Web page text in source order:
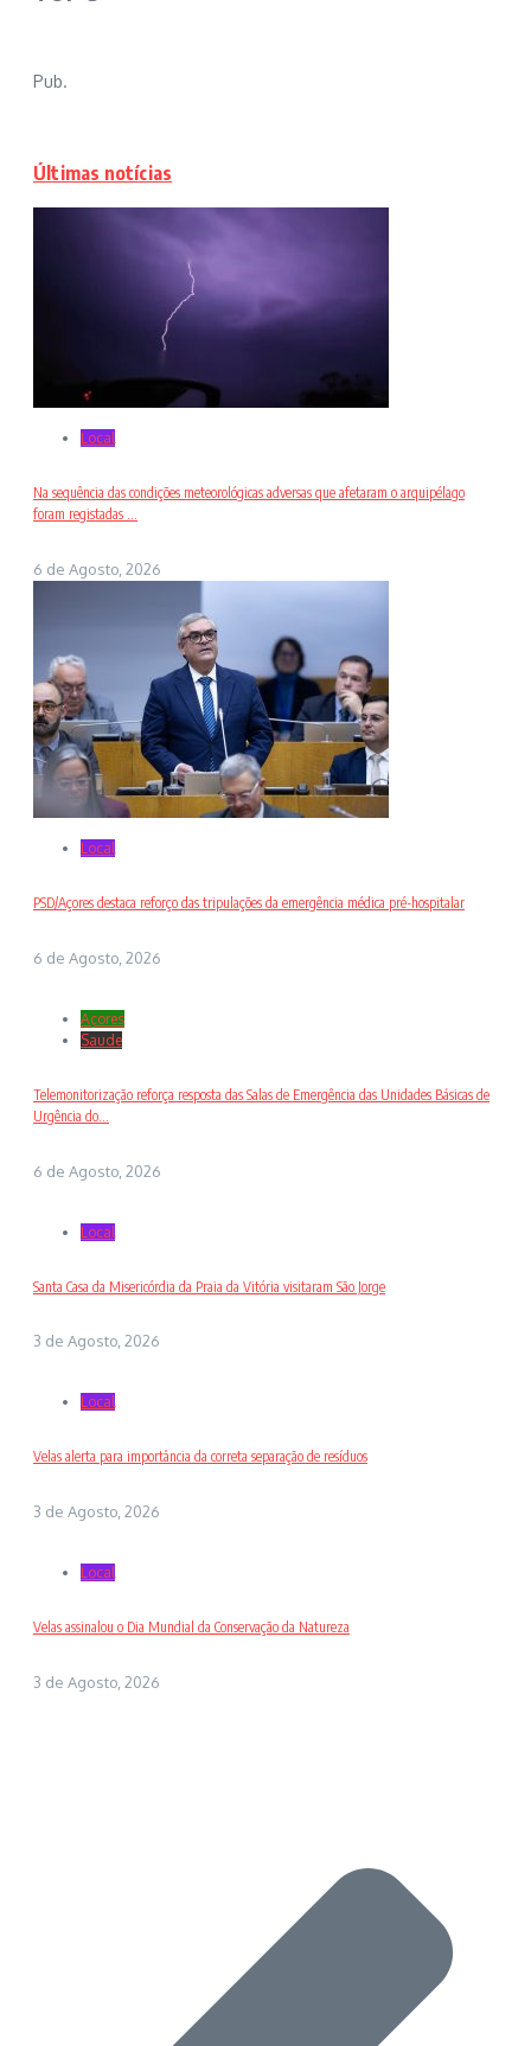
Pub.
Últimas notícias
Local
Na sequência das condições meteorológicas adversas que afetaram o arquipélago
foram registadas ...
6 de Agosto, 2026
Local
PSD/Açores destaca reforço das tripulações da emergência médica pré-hospitalar
6 de Agosto, 2026
Açores
Saude
Telemonitorização reforça resposta das Salas de Emergência das Unidades Básicas de
Urgência do...
6 de Agosto, 2026
Local
Santa Casa da Misericórdia da Praia da Vitória visitaram São Jorge
3 de Agosto, 2026
Local
Velas alerta para importância da correta separação de resíduos
3 de Agosto, 2026
Local
Velas assinalou o Dia Mundial da Conservação da Natureza
3 de Agosto, 2026